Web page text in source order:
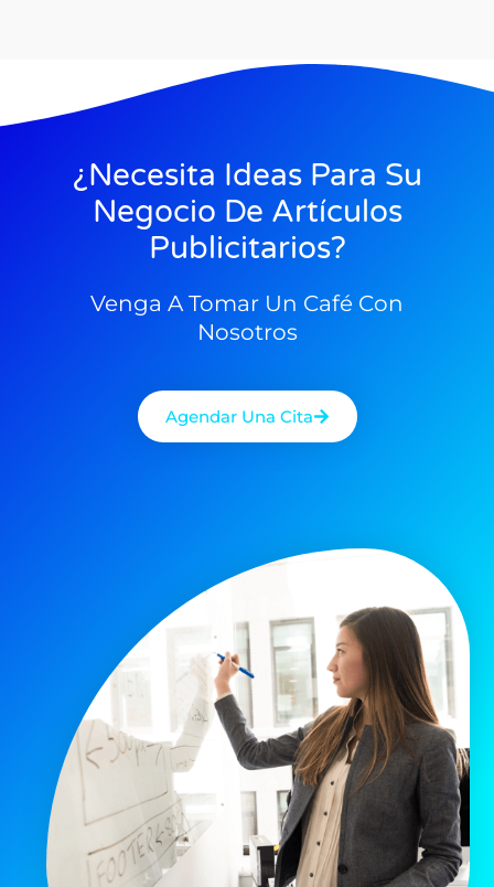
¿Necesita Ideas Para Su
Negocio De Artículos
Publicitarios?
Venga A Tomar Un Café Con
Nosotros
Agendar Una Cita